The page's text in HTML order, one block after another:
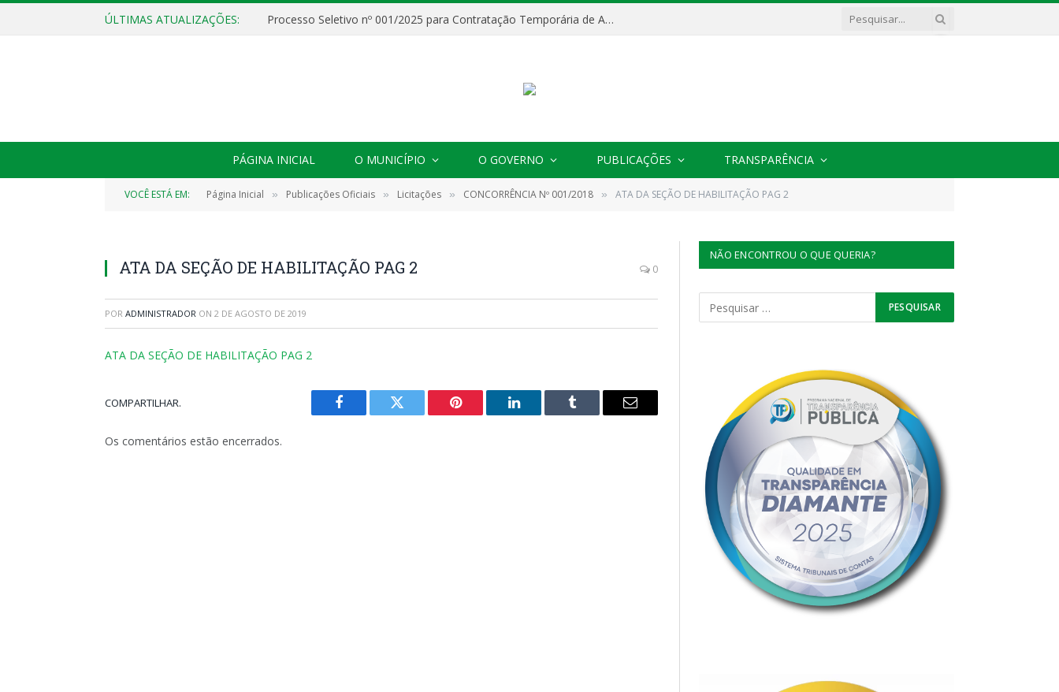
ÚLTIMAS ATUALIZAÇÕES: Processo Seletivo nº 001/2025 para Contratação Temporária de Agentes Comunitários de Saúde (ACS)
PÁGINA INICIAL O MUNICÍPIO O GOVERNO PUBLICAÇÕES TRANSPARÊNCIA
VOCÊ ESTÁ EM: Página Inicial » Publicações Oficiais » Licitações » CONCORRÊNCIA Nº 001/2018 » ATA DA SEÇÃO DE HABILITAÇÃO PAG 2
ATA DA SEÇÃO DE HABILITAÇÃO PAG 2 0
POR ADMINISTRADOR ON 2 DE AGOSTO DE 2019
ATA DA SEÇÃO DE HABILITAÇÃO PAG 2
COMPARTILHAR.
Facebook Twitter Pinterest LinkedIn Tumblr
E-
Os comentários estão encerrados.
NÃO ENCONTROU O QUE QUERIA?